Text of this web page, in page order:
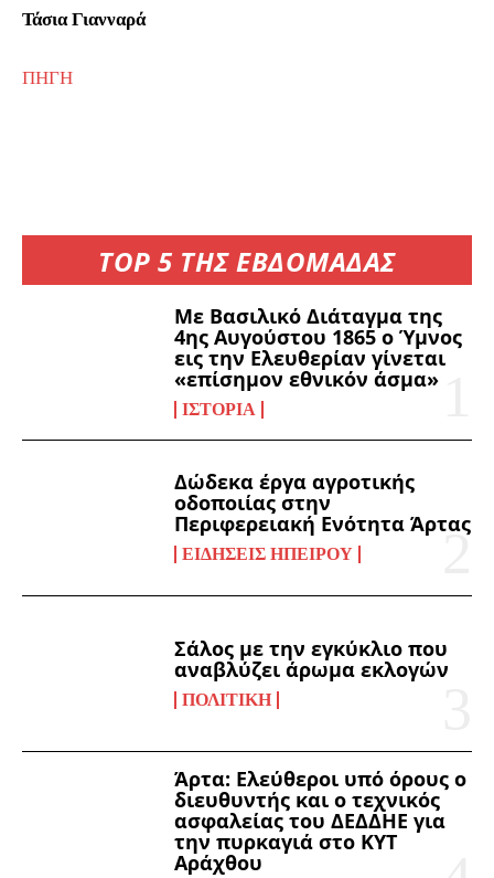
TOP 5 ΤΗΣ ΕΒΔΟΜΑΔΑΣ
Με Βασιλικό Διάταγμα της
4ης Αυγούστου 1865 ο Ύμνος
εις την Ελευθερίαν γίνεται
«επίσημον εθνικόν άσμα»
ΙΣΤΟΡΊΑ
Δώδεκα έργα αγροτικής
οδοποιίας στην
Περιφερειακή Ενότητα Άρτας
ΕΙΔΉΣΕΙΣ ΗΠΕΊΡΟΥ
Σάλος με την εγκύκλιο που
αναβλύζει άρωμα εκλογών
ΠΟΛΙΤΙΚΉ
Άρτα: Ελεύθεροι υπό όρους ο
διευθυντής και ο τεχνικός
ασφαλείας του ΔΕΔΔΗΕ για
την πυρκαγιά στο ΚΥΤ
Αράχθου
Τάσια Γιανναρά
ΠΗΓΗ